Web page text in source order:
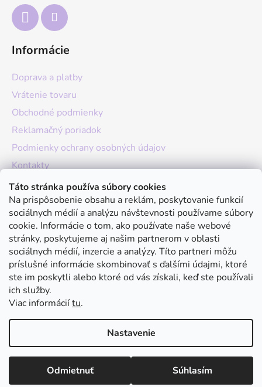
Táto stránka používa súbory cookies
Na prispôsobenie obsahu a reklám, poskytovanie funkcií
sociálnych médií a analýzu návštevnosti používame súbory
cookie. Informácie o tom, ako používate naše webové
stránky, poskytujeme aj našim partnerom v oblasti
sociálnych médií, inzercie a analýzy. Títo partneri môžu
príslušné informácie skombinovať s ďalšími údajmi, ktoré
ste im poskytli alebo ktoré od vás získali, keď ste používali
ich služby.
Viac informáciítu.
Nastavenie
Odmietnuť Súhlasím
Informácie
Doprava a platby
Vrátenie tovaru
Obchodné podmienky
Reklamačný poriadok
Podmienky ochrany osobných údajov
Kontakty
O nás
Hodnotenie obchodu
Moja objednávka
Instagram
Vytvoril Shoptet
Copyright 2026julivan . Všetky práva vyhradené.